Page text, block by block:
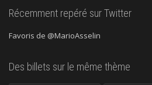
Récemment repéré sur Twitter
Favoris de @MarioAsselin
Des billets sur le même thème